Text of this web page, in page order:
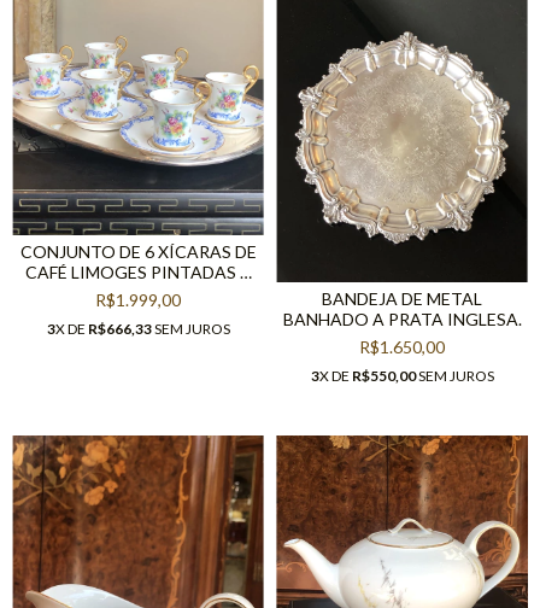
CONJUNTO DE 6 XÍCARAS DE
CAFÉ LIMOGES PINTADAS À
MÃO
R$1.999,00
3X DE R$666,33SEM JUROS
BANDEJA DE METAL
BANHADO A PRATA INGLESA.
R$1.650,00
3X DE R$550,00SEM JUROS